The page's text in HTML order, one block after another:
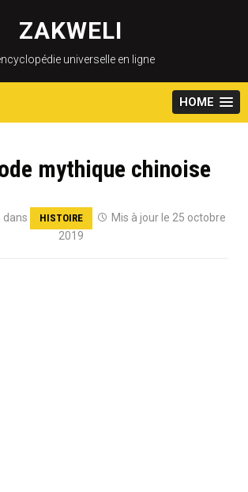
content
ZAKWELI
universelle en ligne
HOME
mythique chinoise
dans HISTOIRE
Mis à jour le 25 octobre
2019